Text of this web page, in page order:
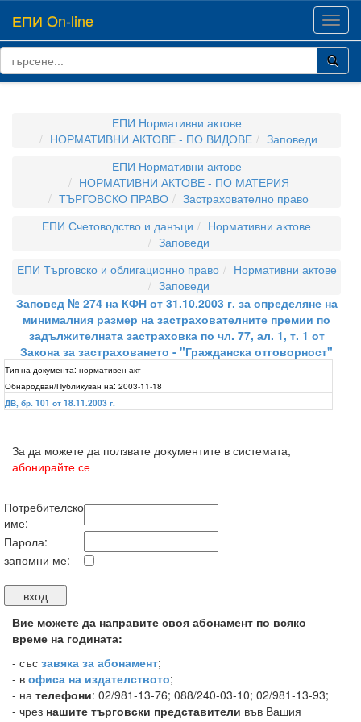
ЕПИ On-line
ЕПИ Нормативни актове
НОРМАТИВНИ АКТОВЕ - ПО ВИДОВЕ
Заповеди
ЕПИ Нормативни актове
НОРМАТИВНИ АКТОВЕ - ПО МАТЕРИЯ
ТЪРГОВСКО ПРАВО
Застрахователно право
ЕПИ Счетоводство и данъци
Нормативни актове
Заповеди
ЕПИ Търговско и облигационно право
Нормативни актове
Заповеди
Заповед № 274 на КФН от 31.10.2003 г. за определяне на
минималния размер на застрахователните премии по
задължителната застраховка по чл. 77, ал. 1, т. 1 от
Закона за застраховането - "Гражданска отговорност"
Тип на документа: нормативен акт
Обнародван/Публикуван на: 2003-11-18
ДВ, бр. 101 от 18.11.2003 г.
За да можете да ползвате документите в системата,
абонирайте се
Потребителско
име:
Парола:
запомни ме:
Вие можете да направите своя абонамент по всяко
време на годината:
- със завяка за абонамент;
- в офиса на издателството;
- на телефони: 02/981-13-76; 088/240-03-10; 02/981-13-93;
- чрез нашите търговски представители във Вашия